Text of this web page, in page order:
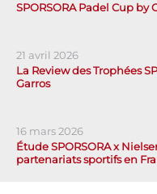
SPORSORA Padel Cup by
21 avril 2026
La Review des Trophées
Garros
16 mars 2026
Étude SPORSORA x
partenariats sportifs en